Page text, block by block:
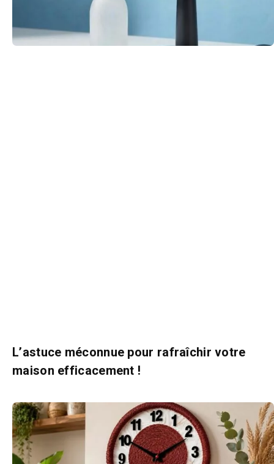
L’astuce méconnue pour rafraîchir votre
maison efficacement !